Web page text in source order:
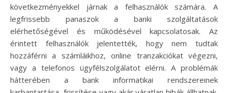
következményekkel járnak a felhasználók számára. A
legfrissebb panaszok a banki szolgáltatások
elérhetőségével és működésével kapcsolatosak. Az
érintett felhasználók jelentették, hogy nem tudtak
hozzáférni a számláikhoz, online tranzakciókat végezni,
vagy a telefonos ügyfélszolgálatot elérni. A problémák
hátterében a bank informatikai rendszereinek